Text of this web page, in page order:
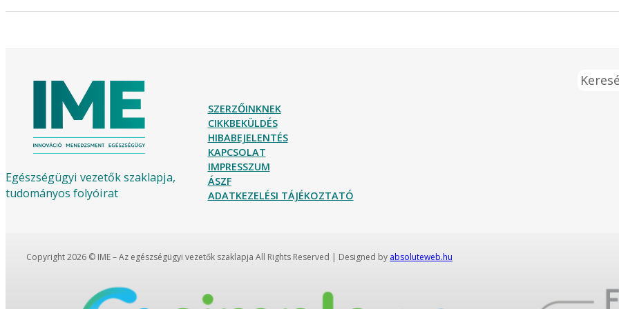
Egészségügyi vezetők szaklapja,
tudományos folyóirat
Keresés
SZERZŐINKNEK
CIKKBEKÜLDÉS
HIBABEJELENTÉS
KAPCSOLAT
IMPRESSZUM
ÁSZF
ADATKEZELÉSI TÁJÉKOZTATÓ
Copyright 2026 © IME – Az egészségügyi vezetők szaklapja All Rights Reserved | Designed by absoluteweb.hu